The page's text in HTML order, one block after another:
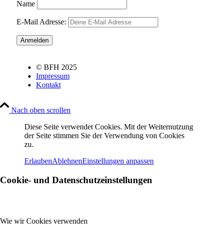
Name
E-Mail Adresse:
© BFH 2025
Impressum
Kontakt
Nach oben scrollen
Diese Seite verwendet Cookies. Mit der Weiternutzung
der Seite stimmen Sie der Verwendung von Cookies
zu.
ErlaubenAblehnenEinstellungen anpassen
Cookie- und Datenschutzeinstellungen
Wie wir Cookies verwenden